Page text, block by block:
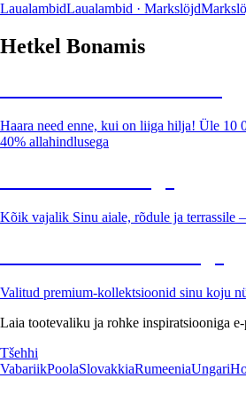
LaualambidLaualambid · Markslöjd
Hetkel Bonamis
Haara need enne, kui on liiga hilja! Üle 10
40% allahindlusega
Kõik vajalik Sinu aiale, rõdule ja terrassile
Valitud premium-kollektsioonid sinu koju
Laia tootevaliku ja rohke inspiratsiooniga
Tšehhi
VabariikPoolaSlovakkiaRumeeniaUngari